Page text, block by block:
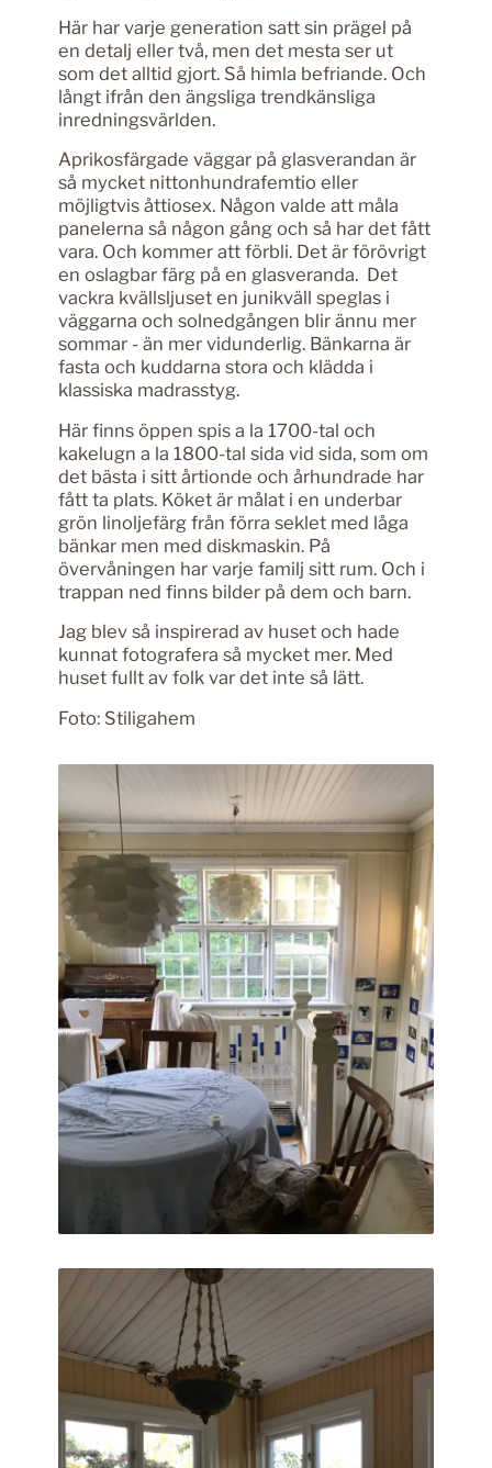
Här har varje generation satt sin prägel på
en detalj eller två, men det mesta ser ut
som det alltid gjort. Så himla befriande. Och
långt ifrån den ängsliga trendkänsliga
inredningsvärlden.
Aprikosfärgade väggar på glasverandan är
så mycket nittonhundrafemtio eller
möjligtvis åttiosex. Någon valde att måla
panelerna så någon gång och så har det fått
vara. Och kommer att förbli. Det är förövrigt
en oslagbar färg på en glasveranda. Det
vackra kvällsljuset en junikväll speglas i
väggarna och solnedgången blir ännu mer
sommar - än mer vidunderlig. Bänkarna är
fasta och kuddarna stora och klädda i
klassiska madrasstyg.
Här finns öppen spis a la 1700-tal och
kakelugn a la 1800-tal sida vid sida, som om
det bästa i sitt årtionde och århundrade har
fått ta plats. Köket är målat i en underbar
grön linoljefärg från förra seklet med låga
bänkar men med diskmaskin. På
övervåningen har varje familj sitt rum. Och i
trappan ned finns bilder på dem och barn.
Jag blev så inspirerad av huset och hade
kunnat fotografera så mycket mer. Med
huset fullt av folk var det inte så lätt.
Foto: Stiligahem